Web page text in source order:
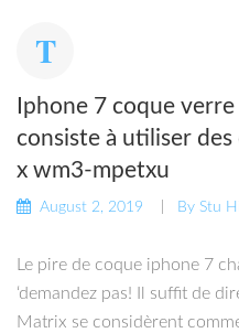
Iphone 7 coque
consiste à utiliser
x wm3-mpetxu
August 2, 2019 By Stu Hill
Le pire de coque iphone 7
‘demandez pas! Il suffit de
Matrix se considèrent